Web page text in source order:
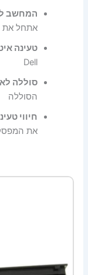
המחשב
אתחל
טעינה
Dell
סוללה לא
הסוללה
חיווי
את